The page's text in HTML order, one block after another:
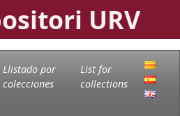
URV
Llistado por
colecciones
List for
collections